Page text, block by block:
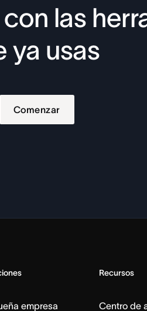
las
ya usas
Comenzar
empresa
Recursos
Centro de